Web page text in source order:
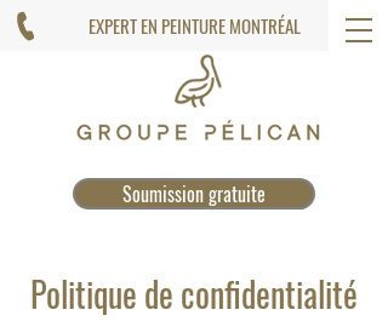
EXPERT EN PEINTURE MONTRÉAL
Soumission gratuite
Politique de confidentialité